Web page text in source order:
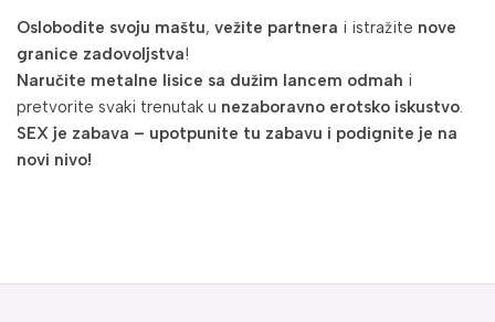
Oslobodite svoju maštu, vežite partnera i istražite nove
granice zadovoljstva!
Naručite metalne lisice sa dužim lancem odmah i
pretvorite svaki trenutak u nezaboravno erotsko iskustvo.
SEX je zabava – upotpunite tu zabavu i podignite je na
novi nivo!